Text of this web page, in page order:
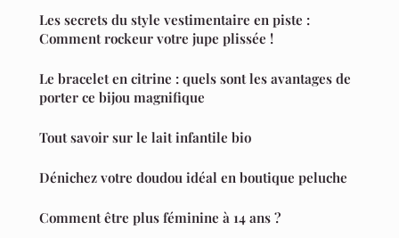
Les secrets du style vestimentaire en piste :
Comment rockeur votre jupe plissée !
Le bracelet en citrine : quels sont les avantages de
porter ce bijou magnifique
Tout savoir sur le lait infantile bio
Dénichez votre doudou idéal en boutique peluche
Comment être plus féminine à 14 ans ?